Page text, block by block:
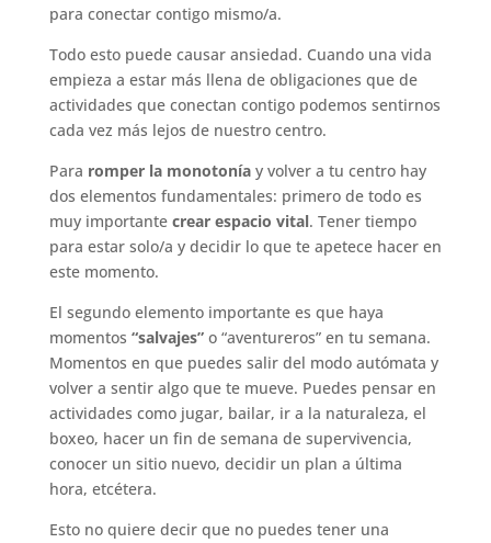
para conectar contigo mismo/a.
Todo esto puede causar ansiedad. Cuando una vida
empieza a estar más llena de obligaciones que de
actividades que conectan contigo podemos sentirnos
cada vez más lejos de nuestro centro.
Para romper la monotoníay volver a tu centro hay
dos elementos fundamentales: primero de todo es
muy importante crear espacio vital. Tener tiempo
para estar solo/a y decidir lo que te apetece hacer en
este momento.
El segundo elemento importante es que haya
momentos “salvajes”o “aventureros” en tu semana.
Momentos en que puedes salir del modo autómata y
volver a sentir algo que te mueve. Puedes pensar en
actividades como jugar, bailar, ir a la naturaleza, el
boxeo, hacer un fin de semana de supervivencia,
conocer un sitio nuevo, decidir un plan a última
hora, etcétera.
Esto no quiere decir que no puedes tener una